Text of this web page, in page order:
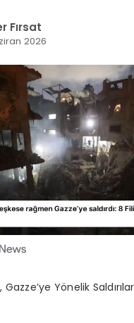
Fırsat
2026
Yönelik